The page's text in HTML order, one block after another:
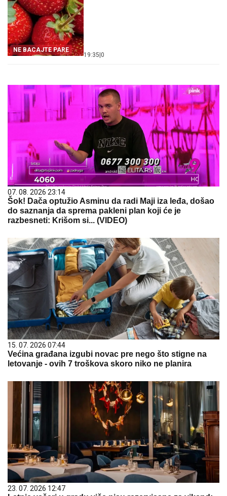
NE BACAJTE PARE
19:35 0
07. 08. 2026 23:14
Šok! Dača optužio Asminu da radi Maji iza leđa, došao
do saznanja da sprema pakleni plan koji će je
razbesneti: Krišom si... (VIDEO)
15. 07. 2026 07:44
Većina građana izgubi novac pre nego što stigne na
letovanje - ovih 7 troškova skoro niko ne planira
23. 07. 2026 12:47